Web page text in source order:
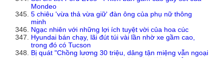
Mondeo
5 chiêu 'vừa thả vừa giữ' đàn ông của phụ nữ thông
minh
Ngạc nhiên với những lợi ích tuyệt vời của hoa cúc
Hyundai bán chạy, lãi đút túi vài lần nhờ xe gầm cao,
trong đó có Tucson
Bị quát "Chồng lương 30 triệu, dâng tận miệng vẫn ngoại